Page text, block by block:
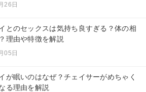
26日
とのセックスは気持ち良すぎる？体の相
理由や特徴を解説
05日
が眠いのはなぜ？チェイサーがめちゃく
る理由を解説